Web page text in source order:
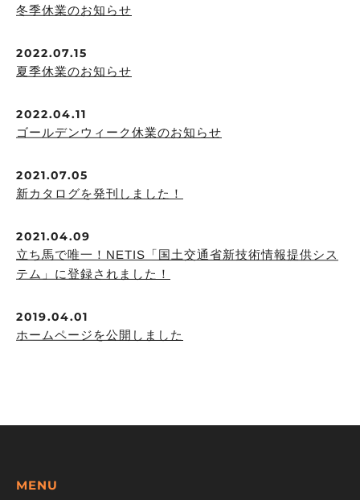
冬季休業のお知らせ
2022.07.15
夏季休業のお知らせ
2022.04.11
ゴールデンウィーク休業のお知らせ
2021.07.05
新カタログを発刊しました！
2021.04.09
立ち馬で唯一！NETIS「国土交通省新技術情報提供シス
テム」に登録されました！
2019.04.01
ホームページを公開しました
MENU